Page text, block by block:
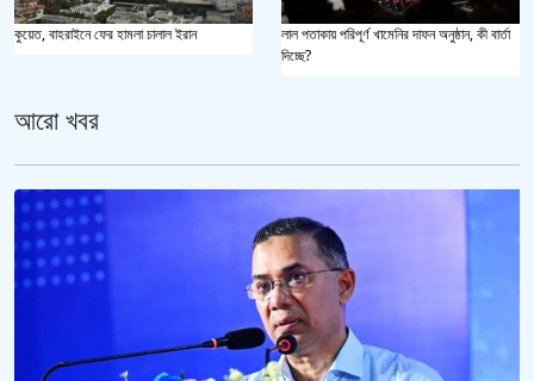
কুয়েত, বাহরাইনে ফের হামলা চালাল ইরান
লাল পতাকায় পরিপূর্ণ খামেনির দাফন অনুষ্ঠান, কী বার্তা
দিচ্ছে?
আরো খবর